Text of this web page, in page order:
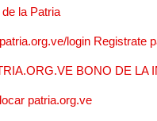
la Patria
login Registrate
BONO DE LA
patria.org.ve